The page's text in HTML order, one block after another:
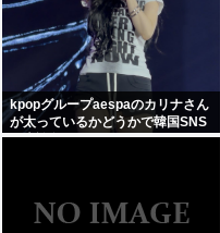
kpopグループaespaのカリナさん
が太っているかどうかで韓国SNS
が大論争に…！！！